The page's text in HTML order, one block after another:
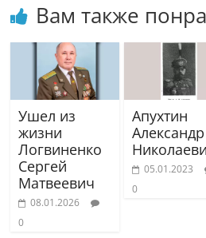
Вам также
Ушел из
жизни
Логвиненко
Сергей
Матвеевич
08.01.2026
0
Апухтин
Александр
05.01.2023
0